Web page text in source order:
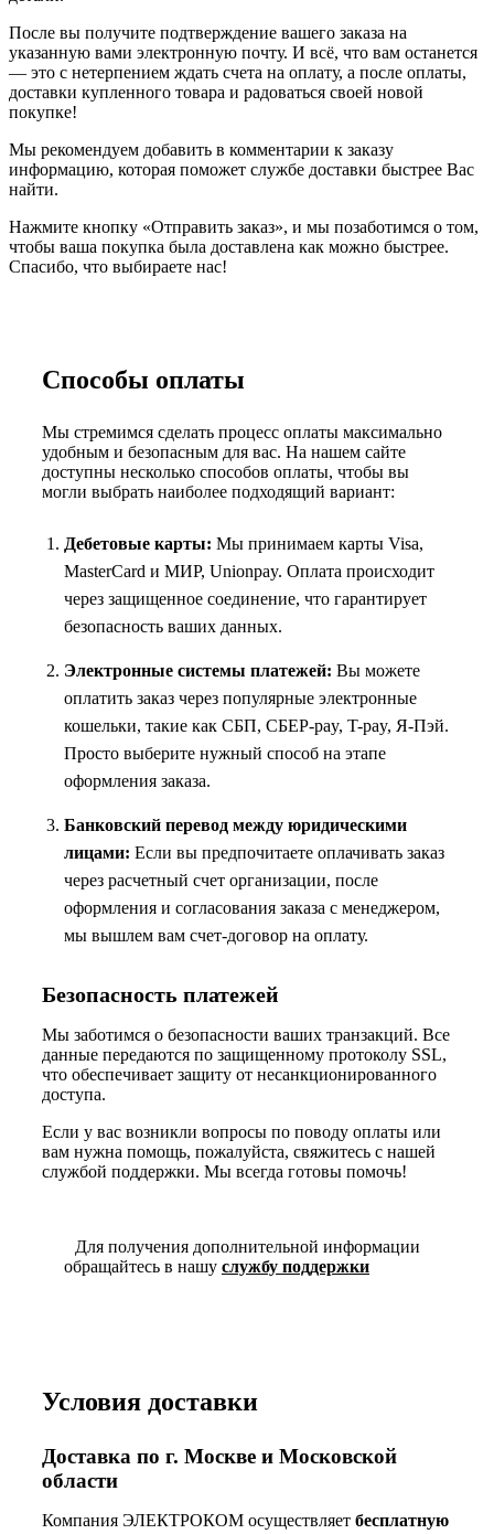
После вы получите подтверждение вашего заказа на
указанную вами электронную почту. И всё, что вам останется
— это с нетерпением ждать счета на оплату, а после оплаты,
доставки купленного товара и радоваться своей новой
покупке!
Мы рекомендуем добавить в комментарии к заказу
информацию, которая поможет службе доставки быстрее Вас
найти.
Нажмите кнопку «Отправить заказ», и мы позаботимся о том,
чтобы ваша покупка была доставлена как можно быстрее.
Спасибо, что выбираете нас!
Способы оплаты
Мы стремимся сделать процесс оплаты максимально
удобным и безопасным для вас. На нашем сайте
доступны несколько способов оплаты, чтобы вы
могли выбрать наиболее подходящий вариант:
Дебетовые карты: Мы принимаем карты Visa,
MasterCard и МИР, Unionpay. Оплата происходит
через защищенное соединение, что гарантирует
безопасность ваших данных.
Электронные системы платежей: Вы можете
оплатить заказ через популярные электронные
кошельки, такие как СБП, СБЕР-pay, T-pay, Я-Пэй.
Просто выберите нужный способ на этапе
оформления заказа.
Банковский перевод между юридическими
лицами: Если вы предпочитаете оплачивать заказ
через расчетный счет организации, после
оформления и согласования заказа с менеджером,
мы вышлем вам счет-договор на оплату.
Безопасность платежей
Мы заботимся о безопасности ваших транзакций. Все
данные передаются по защищенному протоколу SSL,
что обеспечивает защиту от несанкционированного
доступа.
Если у вас возникли вопросы по поводу оплаты или
вам нужна помощь, пожалуйста, свяжитесь с нашей
службой поддержки. Мы всегда готовы помочь!
Для получения дополнительной информации
обращайтесь в нашу службу поддержки
Условия доставки
Доставка по г. Москве и Московской
области
Компания ЭЛЕКТРОКОМ осуществляет бесплатную